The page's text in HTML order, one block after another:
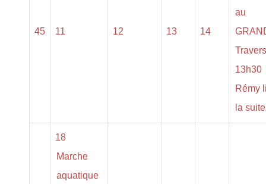
45 11 12 13 14
au
Travers
13h30
Rémy
la
18
Marche
aquatique